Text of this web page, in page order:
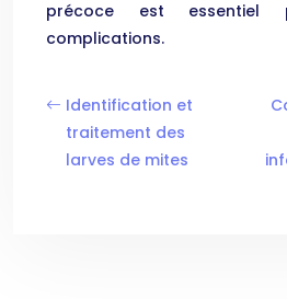
précoce est essentiel
complications.
Identification et
traitement des
larves de mites